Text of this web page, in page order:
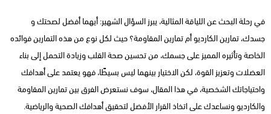
في رحلة البحث عن اللياقة المثالية، يبرز السؤال الشهير: أيهما أفضل لصحتك و
جسدك، تمارين الكارديو أم تمارين المقاومة؟ حيث لكل نوع من هذه التمارين فوائده
الخاصة وتأثيره المميز على جسمك، من تحسين صحة القلب وزيادة التحمل إلى بناء
العضلات وتعزيز القوة، لكن الاختيار بينهما ليس بسيطًا، فهو يعتمد على أهدافك
واحتياجاتك الشخصية، في هذا المقال، سوف نستعرض الفرق بين تمارين المقاومة
والكارديو ونساعدك على اتخاذ القرار الأفضل لتحقيق أهدافك الصحية والرياضية.